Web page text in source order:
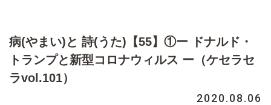
病(やまい)と 詩(うた)【55】①ー ドナルド・
トランプと新型コロナウィルス ー（ケセラセ
ラvol.101）
2020.08.06